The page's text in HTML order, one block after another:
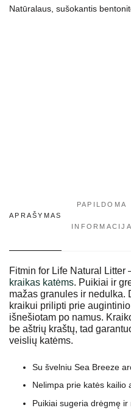
Natūralaus, sušokantis
APRAŠYMAS
PAPILDOMA
INFORMACIJA
Fitmin for Life Natural
kraikas katėms. Puikiai ir
mažas granules ir nedulka.
kraikui prilipti prie
išnešiotam po namus.
be aštrių kraštų, tad
veislių katėms.
Su švelniu Sea Breeze
Nelimpa prie katės kailio
Puikiai sugeria drėgmę ir